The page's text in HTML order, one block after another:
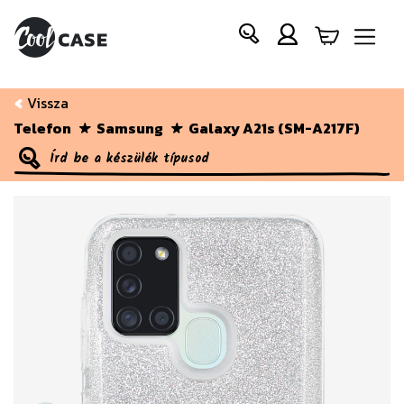
Vissza
Telefon
Samsung Galaxy A21s (SM-A217F)